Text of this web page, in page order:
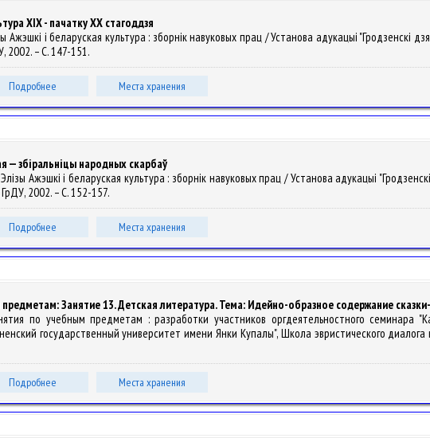
XIX - пачатку XX стагоддзя
Ажэшкі і беларуская культура : зборнiк навуковых прац / Установа адукацыі "Гродзенскі
2002. – С. 147-151.
Подробнее Места хранения
— збіральніцы народных скарбаў
Ажэшкі і беларуская культура : зборнiк навуковых прац / Установа адукацыі
2002. – С. 152-157.
Подробнее Места хранения
Занятие 13. Детская литература. Тема: Идейно-образное содержание
по учебным предметам : разработки участников оргдеятельностного семинара
государственный университет имени Янки Купалы", Школа эвристического
Подробнее Места хранения